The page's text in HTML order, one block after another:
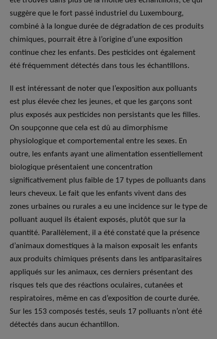
suggère que le fort passé industriel du Luxembourg,
combiné à la longue durée de dégradation de ces produits
chimiques, pourrait être à l’origine d’une exposition
continue chez les enfants. Des pesticides ont également
été fréquemment détectés dans tous les échantillons.
Il est intéressant de noter que l’exposition aux polluants
est plus élevée chez les jeunes, et que les garçons sont
plus exposés aux pesticides non persistants que les filles.
On soupçonne que cela est dû au dimorphisme
physiologique et comportemental entre les sexes. En
outre, les enfants ayant une alimentation essentiellement
biologique présentaient une concentration
significativement plus faible de 17 types de polluants dans
leurs cheveux. Le fait que les enfants vivent dans des
zones urbaines ou rurales a eu une incidence sur le type de
polluant auquel ils étaient exposés, plutôt que sur la
quantité. Parallèlement, il a été constaté que la présence
d’animaux domestiques à la maison exposait les enfants
aux produits chimiques présents dans les antiparasitaires
appliqués sur les animaux, ces derniers présentant des
risques tels que des réactions oculaires, cutanées et
respiratoires, même en cas d’exposition de courte durée.
Sur les 153 composés testés, seuls 17 polluants n’ont été
détectés dans aucun échantillon.